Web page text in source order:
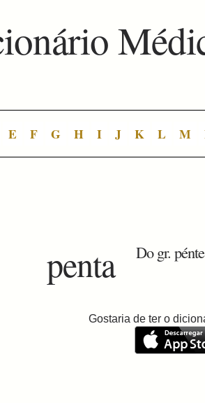
E F G H I J K L M
penta Do gr.
Gostaria de ter o